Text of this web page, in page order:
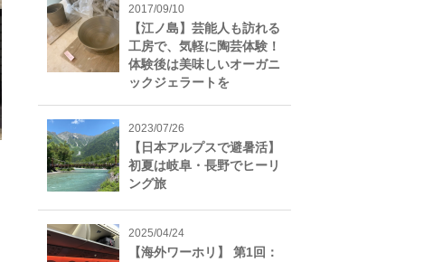
2017/09/10
【江ノ島】芸能人も訪れる
工房で、気軽に陶芸体験！
体験後は美味しいオーガニ
ックジェラートを
2023/07/26
【日本アルプスで避暑活】
初夏は岐阜・長野でヒーリ
ング旅
2025/04/24
【海外ワーホリ】 第1回：